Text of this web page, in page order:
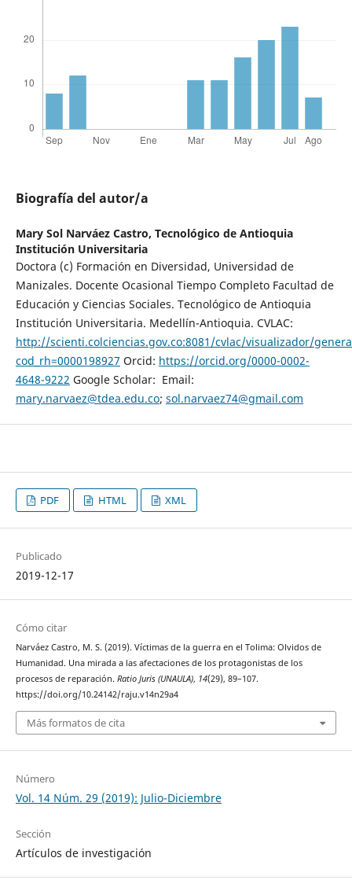
Biografía del autor/a
Mary Sol Narváez Castro, Tecnológico de Antioquia
Institución Universitaria
Doctora (c) Formación en Diversidad, Universidad de
Manizales. Docente Ocasional Tiempo Completo Facultad de
Educación y Ciencias Sociales. Tecnológico de Antioquia
Institución Universitaria. Medellín-Antioquia. CVLAC:
http://scienti.colciencias.gov.co:8081/cvlac/visualizador/
cod_rh=0000198927 Orcid: https://orcid.org/0000-0002-
4648-9222 Google Scholar: Email:
mary.narvaez@tdea.edu.co; sol.narvaez74@gmail.com
PDF HTML XML
Publicado
2019-12-17
Cómo citar
Narváez Castro, M. S. (2019). Víctimas de la guerra en el Tolima: Olvidos de
Humanidad. Una mirada a las afectaciones de los protagonistas de los
procesos de reparación. Ratio Juris (UNAULA), 14(29), 89–107.
https://doi.org/10.24142/raju.v14n29a4
Más formatos de cita
Número
Vol. 14 Núm. 29 (2019): Julio-Diciembre
Sección
Artículos de investigación